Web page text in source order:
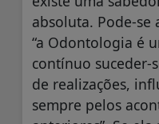
absoluta. Pode-se
“a Odontologia é
contínuo suceder-
de realizações,
sempre pelos